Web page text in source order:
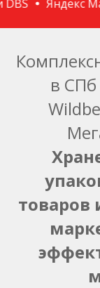
Яндекс
в СПб
товаров